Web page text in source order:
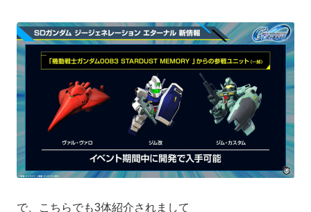
で、こちらでも3体紹介されまして